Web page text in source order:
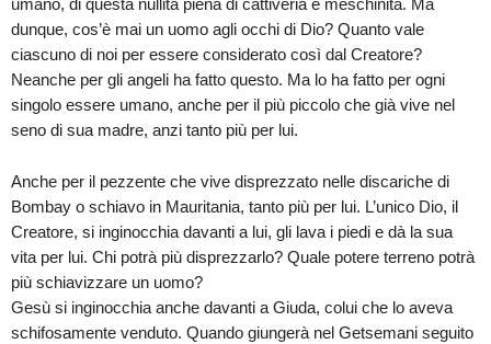
umano, di questa nullità piena di cattiveria e meschinità. Ma
dunque, cos’è mai un uomo agli occhi di Dio? Quanto vale
ciascuno di noi per essere considerato così dal Creatore?
Neanche per gli angeli ha fatto questo. Ma lo ha fatto per ogni
singolo essere umano, anche per il più piccolo che già vive nel
seno di sua madre, anzi tanto più per lui.
Anche per il pezzente che vive disprezzato nelle discariche di
Bombay o schiavo in Mauritania, tanto più per lui. L’unico Dio, il
Creatore, si inginocchia davanti a lui, gli lava i piedi e dà la sua
vita per lui. Chi potrà più disprezzarlo? Quale potere terreno potrà
più schiavizzare un uomo?
Gesù si inginocchia anche davanti a Giuda, colui che lo aveva
schifosamente venduto. Quando giungerà nel Getsemani seguito